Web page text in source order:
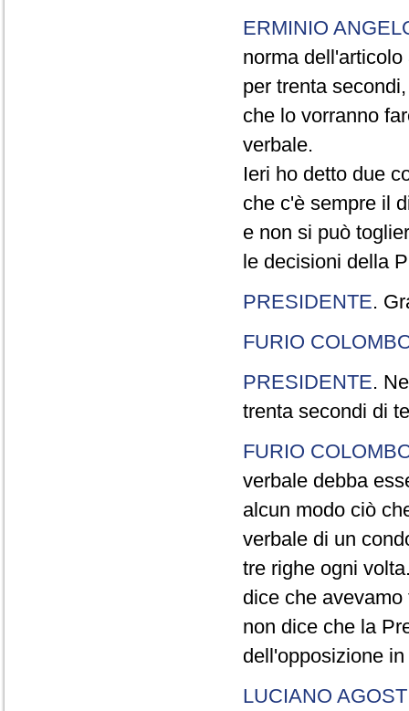
ERMINIO
norma
per trenta
che lo vorranno
verbale.
Ieri ho detto due
che c'è sempre il
e non si può
le decisioni della
PRESIDENTE.
FURIO
PRESIDENTE.
trenta secondi di
FURIO
verbale debba
alcun modo ciò
verbale di un
tre righe ogni
dice che
non dice che la
dell'opposizione
LUCIANO